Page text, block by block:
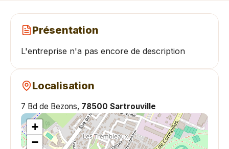
Présentation
L'entreprise n'a pas encore de description
Localisation
7 Bd de Bezons, 78500 Sartrouville
+
−